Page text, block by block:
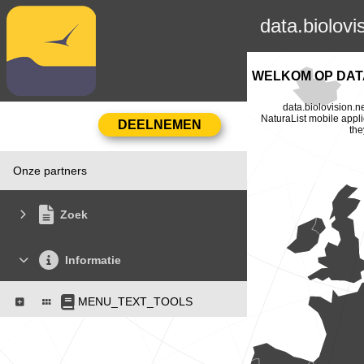
Onze partners
Zoek
Informatie
MENU_TEXT_TOOLS
WELKOM OP
NaturaList mobile